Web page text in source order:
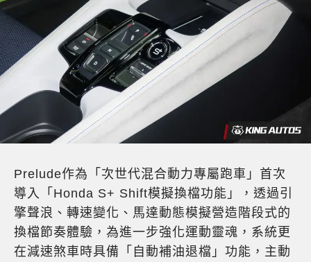
Prelude作為「次世代混合動力專屬跑車」首次
導入「Honda S+ Shift模擬換檔功能」，透過引
擎聲浪、轉速變化、馬達動態模擬營造階段式的
換檔節奏體驗，為進一步強化運動靈魂，系統更
在減速煞車時具備「自動補油退檔」功能，主動